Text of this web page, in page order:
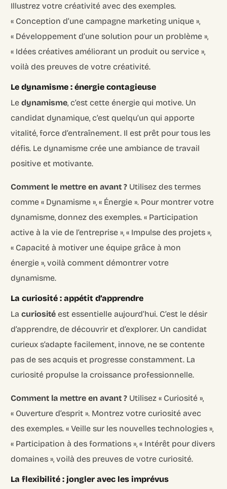
Illustrez votre créativité avec des exemples.
« Conception d’une campagne marketing unique »,
« Développement d’une solution pour un problème »,
« Idées créatives améliorant un produit ou service »,
voilà des preuves de votre créativité.
Le dynamisme : énergie contagieuse
Ledynamisme, c’est cette énergie qui motive. Un
candidat dynamique, c’est quelqu’un qui apporte
vitalité, force d’entraînement. Il est prêt pour tous les
défis. Le dynamisme crée une ambiance de travail
positive et motivante.
Comment le mettre en avant ? Utilisez des termes
comme « Dynamisme », « Énergie ». Pour montrer votre
dynamisme, donnez des exemples. « Participation
active à la vie de l’entreprise », « Impulse des projets »,
« Capacité à motiver une équipe grâce à mon
énergie », voilà comment démontrer votre
dynamisme.
La curiosité : appétit d’apprendre
Lacuriosité est essentielle aujourd’hui. C’est le désir
d’apprendre, de découvrir et d’explorer. Un candidat
curieux s’adapte facilement, innove, ne se contente
pas de ses acquis et progresse constamment. La
curiosité propulse la croissance professionnelle.
Comment la mettre en avant ? Utilisez « Curiosité »,
« Ouverture d’esprit ». Montrez votre curiosité avec
des exemples. « Veille sur les nouvelles technologies »,
« Participation à des formations », « Intérêt pour divers
domaines », voilà des preuves de votre curiosité.
La flexibilité : jongler avec les imprévus